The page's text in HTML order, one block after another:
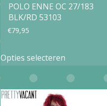
POLO ENNE OC 27/183
BLK/RD 53103
€79,95
Opties selecteren
heeft
meerdere